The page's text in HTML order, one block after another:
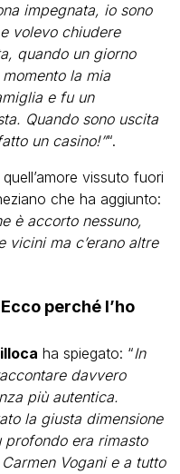
impegnata, io sono
volevo chiudere
quando un giorno
la mia
e fu un
Quando sono uscita
un casino!”“.
vissuto fuori
che ha aggiunto:
è accorto nessuno,
vicini ma c’erano altre
perché l’ho
ha spiegato: “In
davvero
più autentica.
la giusta dimensione
era rimasto
Vogani e a tutto